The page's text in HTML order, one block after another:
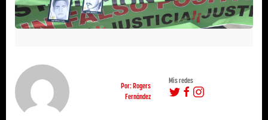
Por: Rogers
Fernández
Mis redes